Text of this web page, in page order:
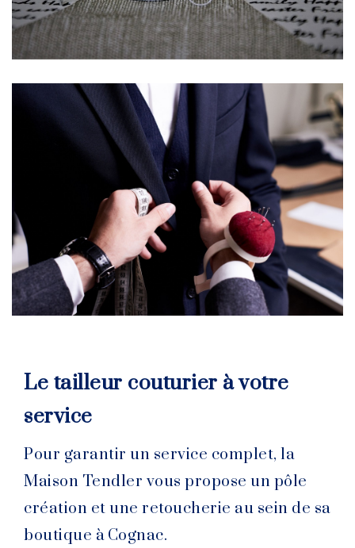
Le tailleur couturier à votre
service
Pour garantir un service complet, la
Maison Tendler vous propose un pôle
création et une retoucherie au sein de sa
boutique à Cognac.